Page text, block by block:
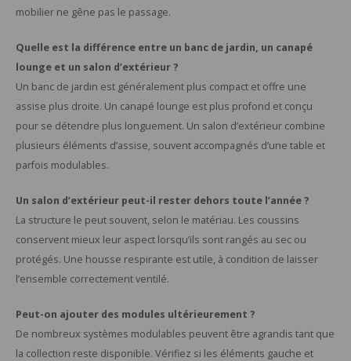
mobilier ne gêne pas le passage.
Quelle est la différence entre un banc de jardin, un canapé
lounge et un salon d’extérieur ?
Un banc de jardin est généralement plus compact et offre une
assise plus droite. Un canapé lounge est plus profond et conçu
pour se détendre plus longuement. Un salon d’extérieur combine
plusieurs éléments d’assise, souvent accompagnés d’une table et
parfois modulables.
Un salon d’extérieur peut-il rester dehors toute l’année ?
La structure le peut souvent, selon le matériau. Les coussins
conservent mieux leur aspect lorsqu’ils sont rangés au sec ou
protégés. Une housse respirante est utile, à condition de laisser
l’ensemble correctement ventilé.
Peut-on ajouter des modules ultérieurement ?
De nombreux systèmes modulables peuvent être agrandis tant que
la collection reste disponible. Vérifiez si les éléments gauche et